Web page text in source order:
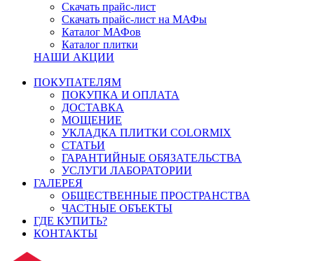
Скачать прайс-лист
Скачать прайс-лист на МАФы
Каталог МАФов
Каталог плитки
НАШИ АКЦИИ
ПОКУПАТЕЛЯМ
ПОКУПКА И ОПЛАТА
ДОСТАВКА
МОЩЕНИЕ
УКЛАДКА ПЛИТКИ COLORMIX
СТАТЬИ
ГАРАНТИЙНЫЕ ОБЯЗАТЕЛЬСТВА
УСЛУГИ ЛАБОРАТОРИИ
ГАЛЕРЕЯ
ОБЩЕСТВЕННЫЕ ПРОСТРАНСТВА
ЧАСТНЫЕ ОБЪЕКТЫ
ГДЕ КУПИТЬ?
КОНТАКТЫ